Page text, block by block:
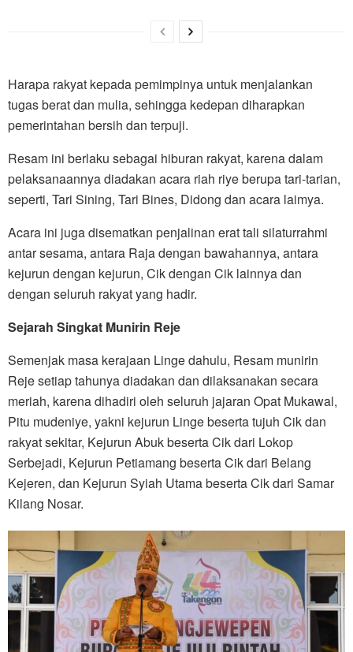
Harapa rakyat kepada pemimpinya untuk menjalankan
tugas berat dan mulia, sehingga kedepan diharapkan
pemerintahan bersih dan terpuji.
Resam ini berlaku sebagai hiburan rakyat, karena dalam
pelaksanaannya diadakan acara riah riye berupa tari-tarian,
seperti, Tari Sining, Tari Bines, Didong dan acara laimya.
Acara ini juga disematkan penjalinan erat tali silaturrahmi
antar sesama, antara Raja dengan bawahannya, antara
kejurun dengan kejurun, Cik dengan Cik lainnya dan
dengan seluruh rakyat yang hadir.
Sejarah Singkat Munirin Reje
Semenjak masa kerajaan Linge dahulu, Resam munirin
Reje setiap tahunya diadakan dan dilaksanakan secara
meriah, karena dihadiri oleh seluruh jajaran Opat Mukawal,
Pitu mudeniye, yakni kejurun Linge beserta tujuh Cik dan
rakyat sekitar, Kejurun Abuk beserta Cik dari Lokop
Serbejadi, Kejurun Petiamang beserta Cik dari Belang
Kejeren, dan Kejurun Syiah Utama beserta Cik dari Samar
Kilang Nosar.